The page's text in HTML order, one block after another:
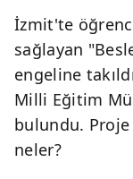
İzmit'te
sağlayan
engeline
Milli Eğitim
bulundu. Proje
neler?